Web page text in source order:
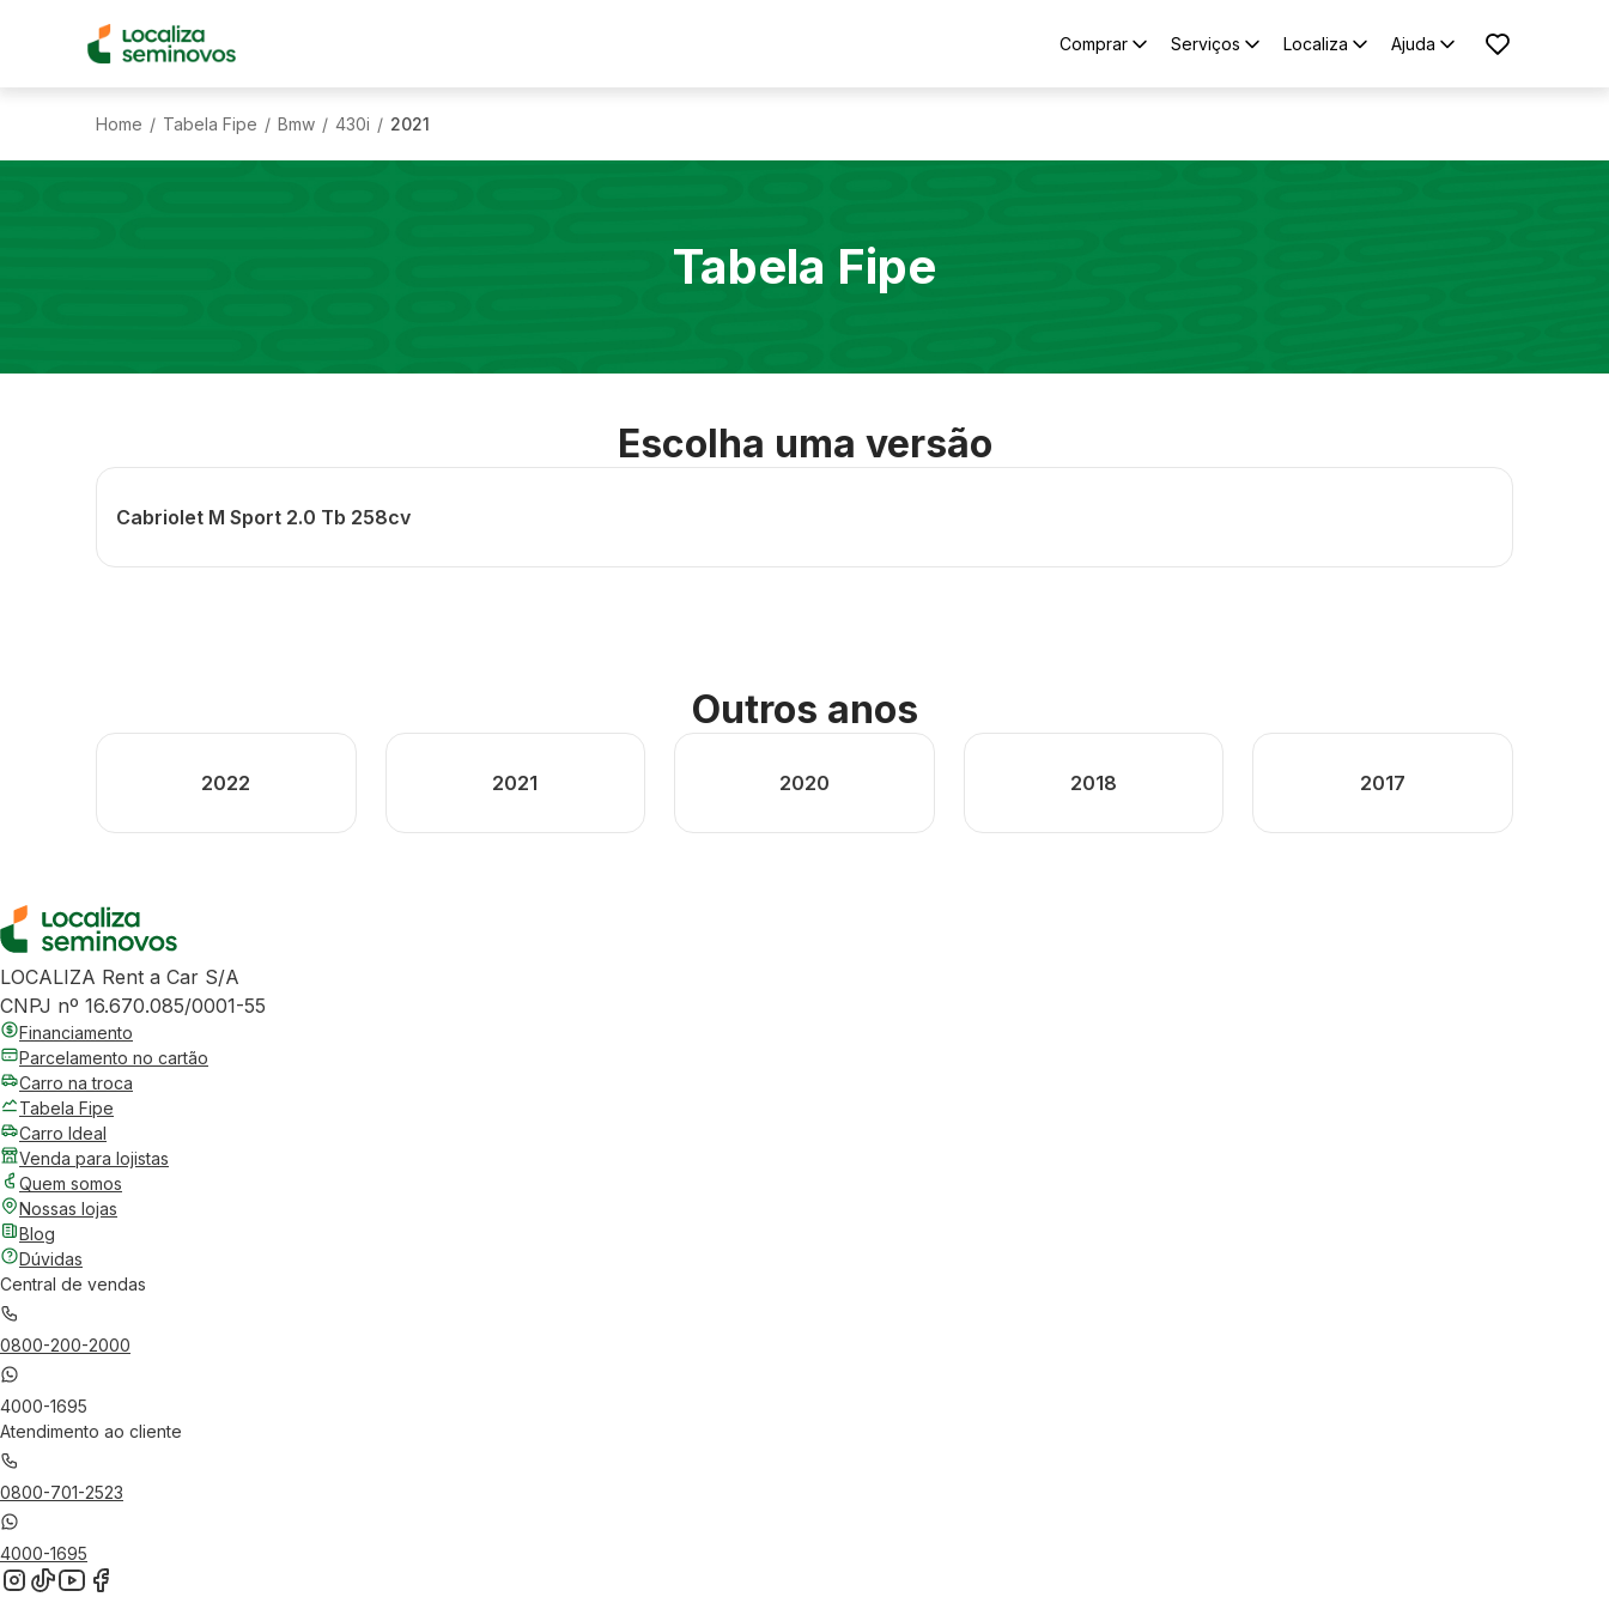
Comprar Serviços Localiza Ajuda
Home / Tabela Fipe / Bmw / 430i / 2021
Tabela Fipe
Escolha uma versão
Cabriolet M Sport 2.0 Tb 258cv
Outros anos
2022 2021 2020 2018 2017
LOCALIZA Rent a Car S/A
CNPJ nº 16.670.085/0001-55
Financiamento
Parcelamento no cartão
Carro na troca
Tabela Fipe
Carro Ideal
Venda para lojistas
Quem somos
Nossas lojas
Blog
Dúvidas
Central de vendas
0800-200-2000
4000-1695
Atendimento ao cliente
0800-701-2523
4000-1695